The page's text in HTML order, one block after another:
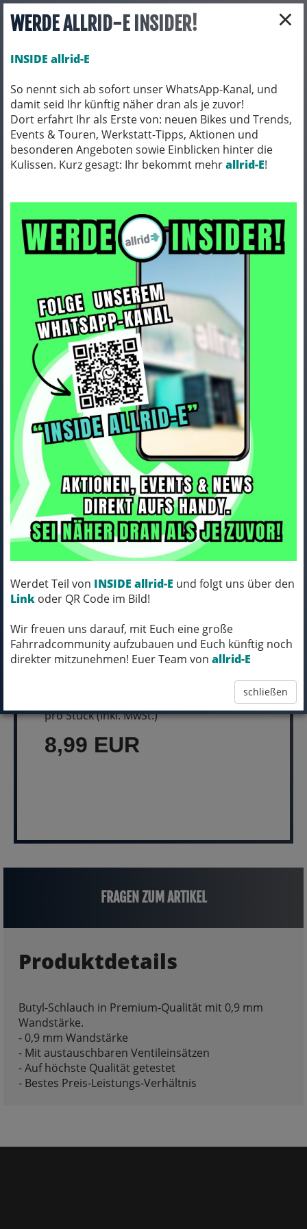
×
WERDE ALLRID-E INSIDER!
INSIDE allrid-E
So nennt sich ab sofort unser WhatsApp-Kanal, und
damit seid Ihr künftig näher dran als je zuvor!
Dort erfahrt Ihr als Erste von: neuen Bikes und Trends,
Events & Touren, Werkstatt-Tipps, Aktionen und
besonderen Angeboten sowie Einblicken hinter die
Kulissen. Kurz gesagt: Ihr bekommt mehrallrid-E!
Werdet Teil von INSIDE allrid-E und folgt uns über den
Link oder QR Code im Bild!
Wir freuen uns darauf, mit Euch eine große
Fahrradcommunity aufzubauen und Euch künftig noch
direkter mitzunehmen! Euer Team von allrid-E
schließen
Toggle navigation
FAHRRADTEILE SCHLÄUCHE
Bontrager Schlauch BNT
Standard 700x28-32C
Art.Nr. 88452
pro Stück (inkl. MwSt.)
8,99 EUR
FRAGEN ZUM ARTIKEL
Produktdetails
Butyl-Schlauch in Premium-Qualität mit 0,9 mm
Wandstärke.
- 0,9 mm Wandstärke
- Mit austauschbaren Ventileinsätzen
- Auf höchste Qualität getestet
- Bestes Preis-Leistungs-Verhältnis